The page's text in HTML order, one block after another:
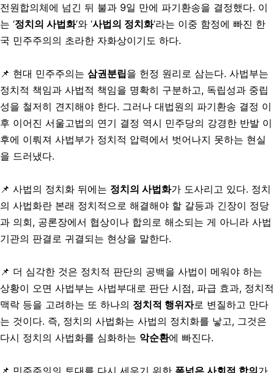
전원합의체에 넘긴 뒤 불과 9일 만에 파기환송을 결정했다. 이
는 ‘정치의 사법화’와 ‘사법의 정치화’라는 이중 함정에 빠진 한
국 민주주의의 초라한 자화상이기도 하다.
📌 현대 민주주의는 삼권분립을 헌정 원리로 삼는다. 사법부는
정치적 책임과 사법적 책임을 명확히 구분하고, 독립성과 중립
성을 철저히 견지해야 한다. 그러나 대법원의 파기환송 결정 이
후 이어진 서울고법의 연기 결정 역시 민주당의 강경한 반발 이
후에 이뤄져 사법부가 정치적 압력에서 벗어나지 못하는 현실
을 드러냈다.
📌 사법의 정치화 뒤에는 정치의 사법화가 도사리고 있다. 정치
의 사법화란 본래 정치적으로 해결해야 할 갈등과 긴장이 정당
과 의회, 공론장에서 협상이나 합의로 해소되는 게 아니라 사법
기관의 판결로 귀결되는 현상을 말한다.
📌 더 심각한 것은 정치적 판단의 공백을 사법이 메워야 하는
상황이 오면 사법부는 사법부대로 판단 시점, 파급 효과, 정치적
맥락 등을 고려하는 또 하나의 정치적 행위자로 변질하고 만다
는 것이다. 즉, 정치의 사법화는 사법의 정치화를 낳고, 그것은
다시 정치의 사법화를 심화하는 악순환에 빠진다.
📌 민주주의의 토대를 다시 세우기 위한 폭넓은 사회적 합의가